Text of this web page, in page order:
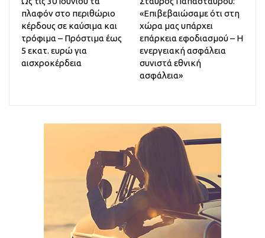
πλαφόν στο περιθώριο
κέρδους σε καύσιμα και
τρόφιμα – Πρόστιμα έως
5 εκατ. ευρώ για
αισχροκέρδεια
«Επιβεβαιώσαμε ότι στη
χώρα μας υπάρχει
επάρκεια εφοδιασμού – Η
ενεργειακή ασφάλεια
συνιστά εθνική
ασφάλεια»